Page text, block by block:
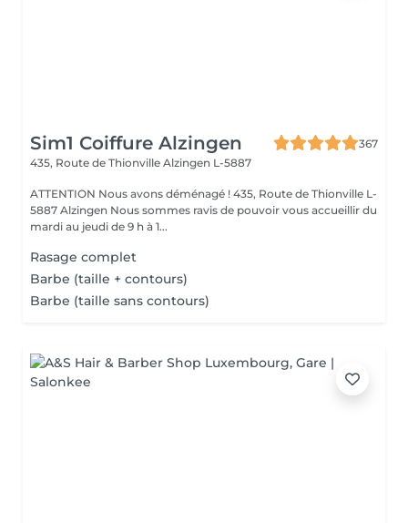
Sim1 Coiffure Alzingen
367
435, Route de Thionville Alzingen L-5887
ATTENTION Nous avons déménagé ! 435, Route de Thionville L-
5887 Alzingen Nous sommes ravis de pouvoir vous accueillir du
mardi au jeudi de 9 h à 1...
Rasage complet
Barbe (taille + contours)
Barbe (taille sans contours)